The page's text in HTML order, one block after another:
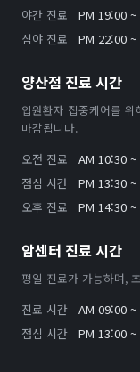
야간 진료
PM 19:00
심야 진료
PM 22:00
양산점 진료 시간
입원환자 집중케어를
마감됩니다.
오전 진료
AM 10:30 ~
점심 시간
PM 13:30
오후 진료
PM 14:30
암센터 진료 시간
평일 진료가 가능하며,
진료 시간
AM 09:00
점심 시간
PM 13:00